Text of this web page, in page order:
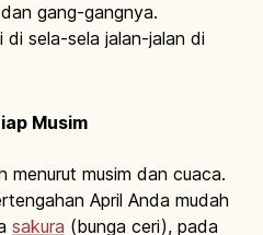
gang-gangnya.
di sela-sela jalan-jalan di
Musim
menurut musim dan cuaca.
April Anda mudah
sakura (bunga ceri), pada